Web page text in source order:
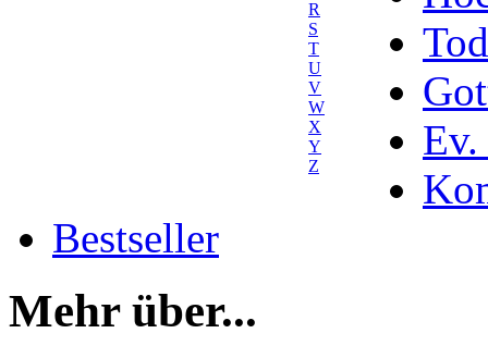
R
S
T
U
V
W
X
Y
Z
Ev.
Bestseller
Mehr über...